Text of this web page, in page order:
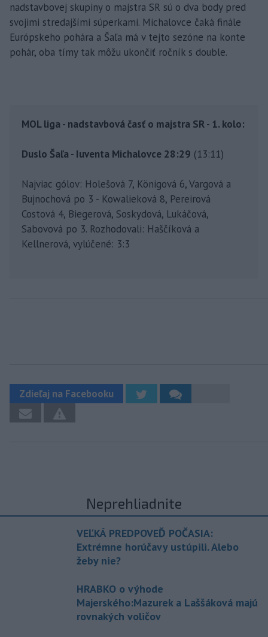
nadstavbovej skupiny o majstra SR sú o dva body pred
svojimi stredajšími súperkami. Michalovce čaká finále
Európskeho pohára a Šaľa má v tejto sezóne na konte
pohár, oba tímy tak môžu ukončiť ročník s double.
MOL liga - nadstavbová časť o majstra SR - 1. kolo:
Duslo Šaľa - Iuventa Michalovce 28:29 (13:11)
Najviac gólov: Holešová 7, Königová 6, Vargová a
Bujnochová po 3 - Kowalieková 8, Pereirová
Costová 4, Biegerová, Soskydová, Lukáčová,
Sabovová po 3. Rozhodovali: Haščíková a
Kellnerová, vylúčené: 3:3
Zdieľaj na Facebooku
Neprehliadnite
VEĽKÁ PREDPOVEĎ POČASIA:
Extrémne horúčavy ustúpili. Alebo
žeby nie?
HRABKO o výhode
Majerského:Mazurek a Laššáková majú
rovnakých voličov